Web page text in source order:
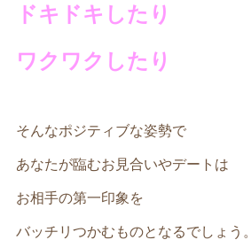
ドキドキしたり
ワクワクしたり
そんなポジティブな姿勢で
あなたが臨むお見合いやデートは
お相手の第一印象を
バッチリつかむものとなるでしょう。